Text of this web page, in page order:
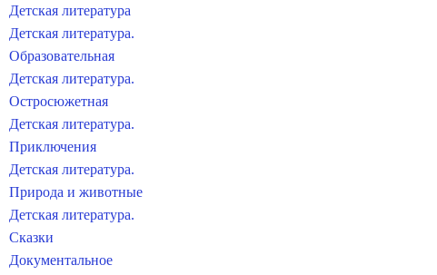
Детская литература
Детская литература.
Образовательная
Детская литература.
Остросюжетная
Детская литература.
Приключения
Детская литература.
Природа и животные
Детская литература.
Сказки
Документальное